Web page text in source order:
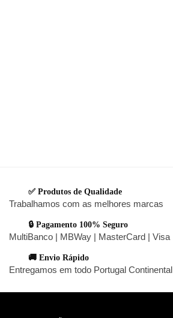
✅ Produtos de Qualidade
Trabalhamos com as melhores marcas
🔒 Pagamento 100% Seguro
MultiBanco | MBWay | MasterCard | Visa
🚚 Envio Rápido
Entregamos em todo Portugal Continental